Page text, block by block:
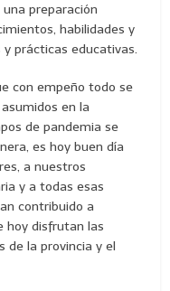
preparación
habilidades y
y prácticas educativas.
con empeño todo se
en la
de pandemia se
es hoy buen día
a nuestros
y a todas esas
contribuido a
hoy disfrutan las
de la provincia y el